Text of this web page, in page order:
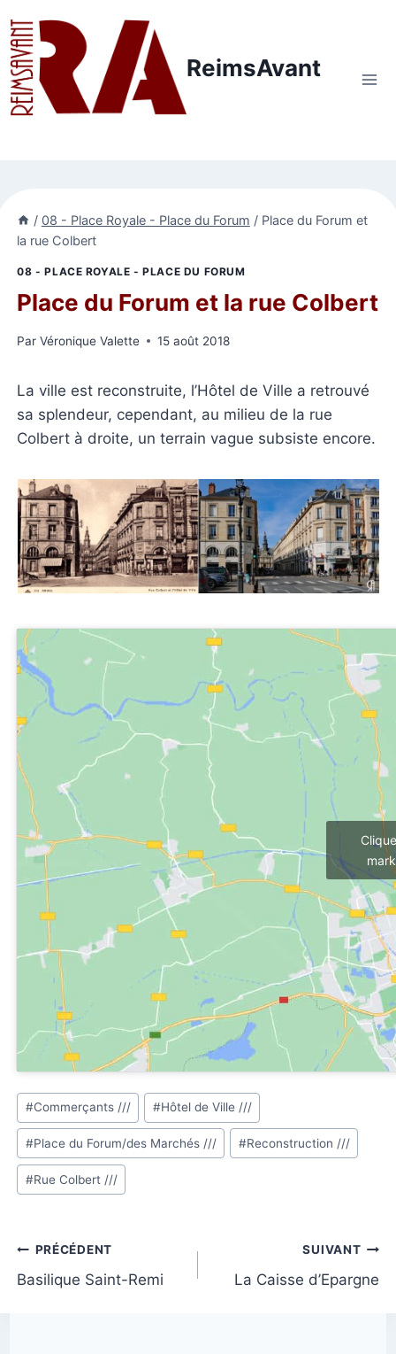
au
contenu
ReimsAvant
/ 08 - Place Royale - Place du Forum / Place du Forum et
la rue Colbert
08 - PLACE ROYALE - PLACE DU FORUM
Place du Forum et la rue Colbert
Par Véronique Valette 15 août 2018
La ville est reconstruite, l’Hôtel de Ville a retrouvé
sa splendeur, cependant, au milieu de la rue
Colbert à droite, un terrain vague subsiste encore.
Étiquettes
de
la
publication :
#Commerçants /// #Hôtel de Ville ///
#Place du Forum/des Marchés /// #Reconstruction ///
#Rue Colbert ///
Navigation
de
PRÉCÉDENT
Basilique Saint-Remi
SUIVANT
La Caisse d’Epargne